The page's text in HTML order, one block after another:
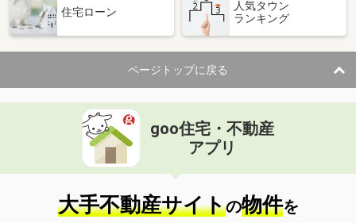
住宅ローン
人気タウン
ランキング
ページトップに戻る
goo住宅・不動産
アプリ
大手不動産サイトの物件を